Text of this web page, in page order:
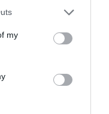
my
tan
No hay piedra
Si les gusta visitar
vamos, una
Los monumentos